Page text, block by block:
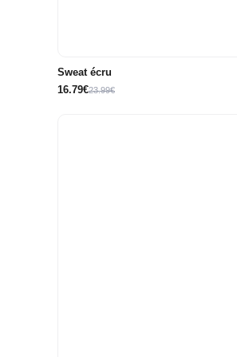
Sweat écru
16.79€23.99€